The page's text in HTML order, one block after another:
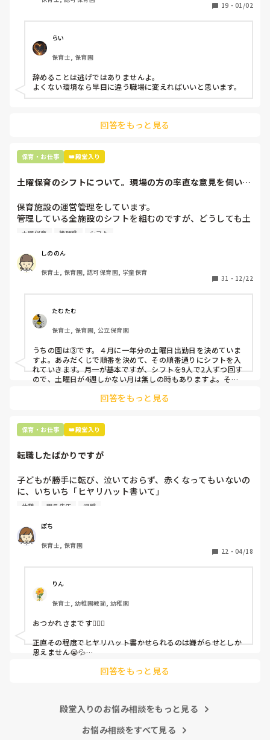
保護者子どもの愚痴悪口が多く、
今で言う不適切保育も
仕方ないよね
もう何も言わずに
子どもの言いなりになればいいんだね
などいう意見で…
上の先生に相談することは難しそうです。
最後の職場にしようと思っていましたが
辞めることは逃げ、と、過去辞めた人も何年も言われ続けて
います
19 ・ 01/02
らい
保育士, 保育園
辞めることは逃げではありませんよ。
よくない環境なら早目に違う職場に変えればいいと思います。
回答をもっと見る
保育・お仕事 👑殿堂入り
土曜保育のシフトについて。現場の方の率直な意見を伺いた
保育施設の運営管理をしています。
管理している全施設のシフトを組むのですが、どうしても土
曜保育だけは入れる方が少なく、いつも苦労しています。
て入職しているはずですが、いざ勤務が始まると一日も土曜
出勤が出来ない方ばかりです。
①土曜日の希望休は2日まで、と制限をかける
②毎月、必ず土曜保育に入ることのできる日を1日だけピッ
クアップしてもらう
③仮シフトが出た時、土曜出勤が難しければ自身で代わりの
人を交渉して見つけてもらう
上記のいずれかの対策を取り入れることを考えています。
土曜保育 管理職 シフト
しののん
保育士, 保育園, 認可保育園, 学童保育
31 ・ 12/22
たむたむ
保育士, 保育園, 公立保育園
うちの園は③です。４月に一年分の土曜日出勤日を決めていま
すよ。あみだくじで順番を決めて、その順番通りにシフトを入
れていきます。月一が基本ですが、シフトを9人で2人ずつ回す
ので、土曜日が4週しかない月は無しの時もありますよ。その
て貰い、主任に報告してます。
回答をもっと見る
保育・お仕事 👑殿堂入り
転職したばかりですが
子どもが勝手に転び、泣いておらず、赤くなってもいないの
に、いちいち「ヒヤリハット書いて」
と書かされ
（そう言う本人は書かない）
しかも、上司に↑この内容でも
ちゃんと考えて対策を練って書き込むようにと。
呼ばれて一緒に対策を考えさせられること多数
これだけで30〜40分拘束されて辛いです
皆さんの園はどうですか?
休憩 園長先生 退職
ぽち
保育士, 保育園
22 ・ 04/18
りん
保育士, 幼稚園教諭, 幼稚園
おつかれさまです🙇🏻‍♀️
正直その程度でヒヤリハット書かせられるのは嫌がらせとしか
思えません😭💦
回答をもっと見る
殿堂入りのお悩み相談をもっと見る
お悩み相談をすべて見る